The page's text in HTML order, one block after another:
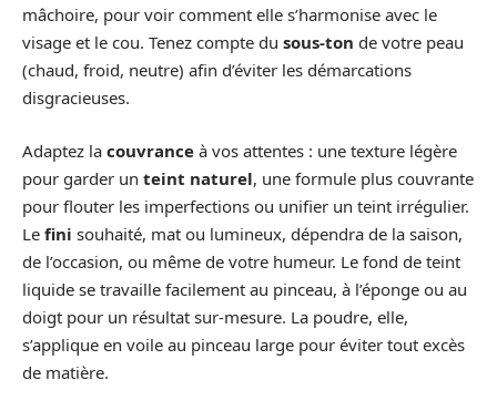
mâchoire, pour voir comment elle s’harmonise avec le
visage et le cou. Tenez compte du sous-ton de votre peau
(chaud, froid, neutre) afin d’éviter les démarcations
disgracieuses.
Adaptez la couvrance à vos attentes : une texture légère
pour garder un teint naturel, une formule plus couvrante
pour flouter les imperfections ou unifier un teint irrégulier.
Le fini souhaité, mat ou lumineux, dépendra de la saison,
de l’occasion, ou même de votre humeur. Le fond de teint
liquide se travaille facilement au pinceau, à l’éponge ou au
doigt pour un résultat sur-mesure. La poudre, elle,
s’applique en voile au pinceau large pour éviter tout excès
de matière.